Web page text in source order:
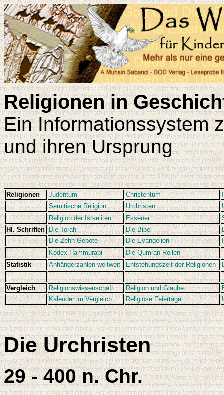
Religionen in
Ein Informationssystem
und ihren Ursprung
Religionen Judentum Christentum
Semitische Religion
Urchristen
Religion der Israeliten
Essener
Hl. Schriften Die Torah Die Bibel
Die Zehn Gebote
Die Evangelien
Kodex Hammurapi
Die Qumran-Rollen
Statistik
Anhängerzahlen weltweit Entstehungszeit der Religionen
Vergleich Religionswissenschaft Religion und Glaube
Kalender im Vergleich
Religiöse Feiertage
Die Urchristen
29 - 400 n. Chr.